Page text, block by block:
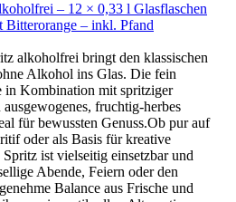
– 12 × 0,33 l Glasflaschen
Bitterorange – inkl. Pfand
alkoholfrei bringt den klassischen
Alkohol ins Glas. Die fein
in Kombination mit spritziger
fruchtig-herbes
für bewussten Genuss.Ob pur auf
oder als Basis für kreative
ist vielseitig einsetzbar und
Abende, Feiern oder den
Balance aus Frische und